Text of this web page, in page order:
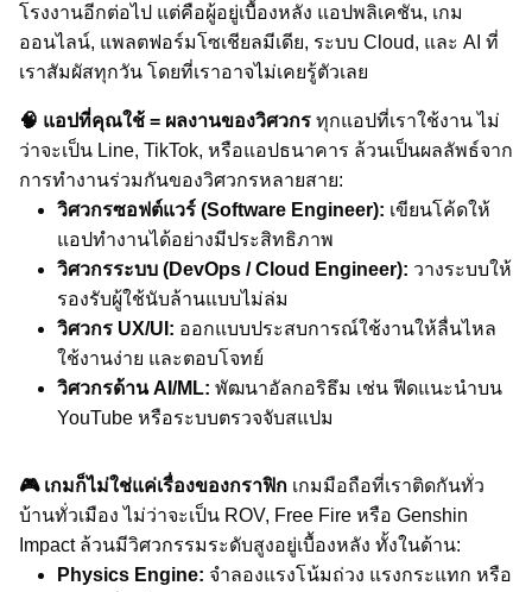
โรงงานอีกต่อไป แต่คือผู้อยู่เบื้องหลัง แอปพลิเคชัน, เกม
ออนไลน์, แพลตฟอร์มโซเชียลมีเดีย, ระบบ Cloud, และ AI ที่
เราสัมผัสทุกวัน โดยที่เราอาจไม่เคยรู้ตัวเลย
🧠 แอปที่คุณใช้ = ผลงานของวิศวกร ทุกแอปที่เราใช้งาน ไม่
ว่าจะเป็น Line, TikTok, หรือแอปธนาคาร ล้วนเป็นผลลัพธ์จาก
การทำงานร่วมกันของวิศวกรหลายสาย:
วิศวกรซอฟต์แวร์ (Software Engineer): เขียนโค้ดให้
แอปทำงานได้อย่างมีประสิทธิภาพ
วิศวกรระบบ (DevOps / Cloud Engineer): วางระบบให้
รองรับผู้ใช้นับล้านแบบไม่ล่ม
วิศวกร UX/UI: ออกแบบประสบการณ์ใช้งานให้ลื่นไหล
ใช้งานง่าย และตอบโจทย์
วิศวกรด้าน AI/ML: พัฒนาอัลกอริธึม เช่น ฟีดแนะนำบน
YouTube หรือระบบตรวจจับสแปม
🎮 เกมก็ไม่ใช่แค่เรื่องของกราฟิก เกมมือถือที่เราติดกันทั่ว
บ้านทั่วเมือง ไม่ว่าจะเป็น ROV, Free Fire หรือ Genshin
Impact ล้วนมีวิศวกรรมระดับสูงอยู่เบื้องหลัง ทั้งในด้าน:
Physics Engine: จำลองแรงโน้มถ่วง แรงกระแทก หรือ